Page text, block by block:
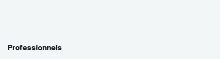
Professionnels